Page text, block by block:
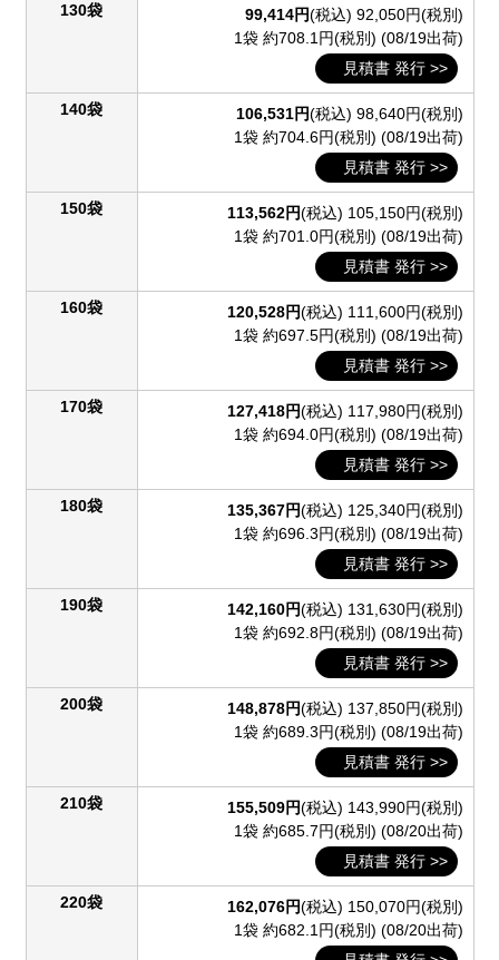
130袋 99,414円(税込) 92,050円(税別)
1袋 約708.1円(税別) (08/19出荷)
見積書 発行 >>
140袋 106,531円(税込) 98,640円(税別)
1袋 約704.6円(税別) (08/19出荷)
見積書 発行 >>
150袋 113,562円(税込) 105,150円(税別)
1袋 約701.0円(税別) (08/19出荷)
見積書 発行 >>
160袋 120,528円(税込) 111,600円(税別)
1袋 約697.5円(税別) (08/19出荷)
見積書 発行 >>
170袋 127,418円(税込) 117,980円(税別)
1袋 約694.0円(税別) (08/19出荷)
見積書 発行 >>
180袋 135,367円(税込) 125,340円(税別)
1袋 約696.3円(税別) (08/19出荷)
見積書 発行 >>
190袋 142,160円(税込) 131,630円(税別)
1袋 約692.8円(税別) (08/19出荷)
見積書 発行 >>
200袋 148,878円(税込) 137,850円(税別)
1袋 約689.3円(税別) (08/19出荷)
見積書 発行 >>
210袋 155,509円(税込) 143,990円(税別)
1袋 約685.7円(税別) (08/20出荷)
見積書 発行 >>
220袋 162,076円(税込) 150,070円(税別)
1袋 約682.1円(税別) (08/20出荷)